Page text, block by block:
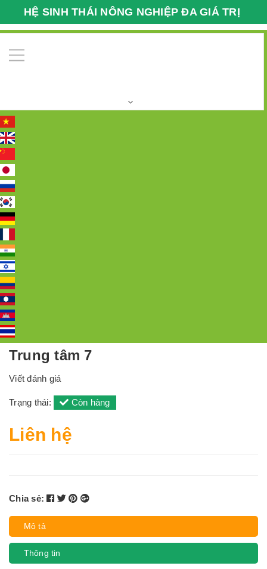
HỆ SINH THÁI NÔNG NGHIỆP ĐA GIÁ TRỊ
VFARMECO
Trang chủ
cây trồng VFarm
Trung tâm 7
Viết đánh giá
Trạng thái: Còn hàng
Liên hệ
Chia sẻ:
Mô tả
Thông tin